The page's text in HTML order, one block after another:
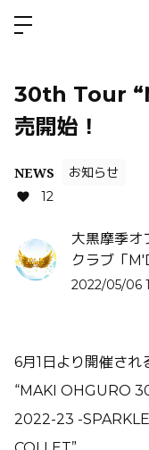
30th Tour
売開始！
NEWS
お知らせ
12
大黒摩季オ
クラブ「
2022/05/06
6月1日より開催され
“MAKI OHGURO
2022-23 -